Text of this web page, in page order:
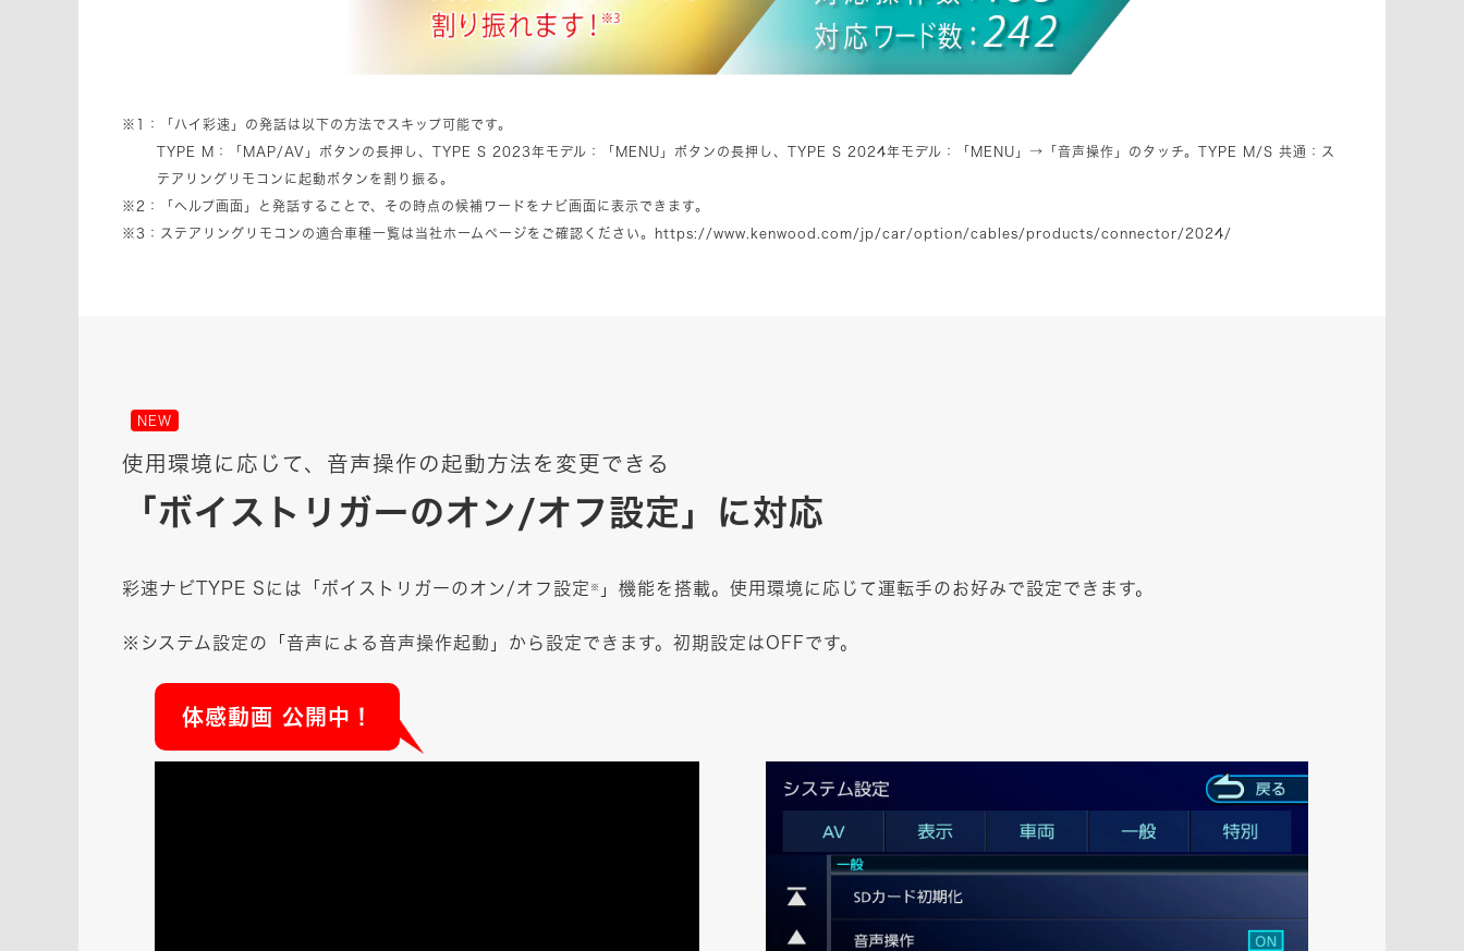
※1：「ハイ彩速」の発話は以下の方法でスキップ可能です。
TYPE M：「MAP/AV」ボタンの長押し、TYPE S 2023年モデル：「MENU」ボタンの長押し、TYPE S 2024年モデル：「MENU」→「音声操作」のタッチ。TYPE M/S 共通：ス
テアリングリモコンに起動ボタンを割り振る。
※2：「ヘルプ画面」と発話することで、その時点の候補ワードをナビ画面に表示できます。
※3：ステアリングリモコンの適合車種一覧は当社ホームページをご確認ください。 https://www.kenwood.com/jp/car/option/cables/products/connector/2024/
NEW
使用環境に応じて、音声操作の起動方法を変更できる
「ボイストリガーのオン/オフ設定」に対応
彩速ナビTYPE Sには「ボイストリガーのオン/オフ設定 ※ 」機能を搭載。使用環境に応じて運転手のお好みで設定できます。
※システム設定の「音声による音声操作起動」から設定できます。初期設定はOFFです。
体感動画 公開中！